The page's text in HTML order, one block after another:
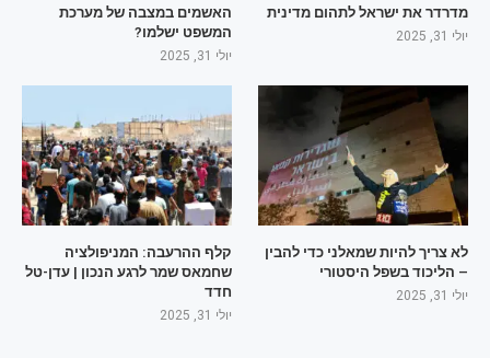
מדרדר את ישראל לתהום מדינית
יולי 31, 2025
האשמים במצבה של מערכת
המשפט ישלמו?
יולי 31, 2025
לא צריך להיות שמאלני כדי להבין
– הליכוד בשפל היסטורי
יולי 31, 2025
קלף ההרעבה: המניפולציה
שחמאס שמר לרגע הנכון | עדן-טל
חדד
יולי 31, 2025